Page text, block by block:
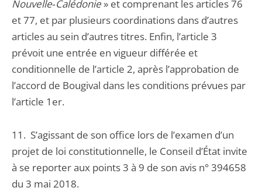
Nouvelle‑Calédonie » et comprenant les articles 76
et 77, et par plusieurs coordinations dans d’autres
articles au sein d’autres titres. Enfin, l’article 3
prévoit une entrée en vigueur différée et
conditionnelle de l’article 2, après l’approbation de
l’accord de Bougival dans les conditions prévues par
l’article 1er.
11. S’agissant de son office lors de l’examen d’un
projet de loi constitutionnelle, le Conseil d’État invite
à se reporter aux points 3 à 9 de son avis n° 394658
du 3 mai 2018.